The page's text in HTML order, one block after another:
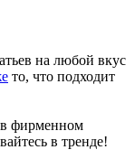
на любой вкус
то, что подходит
в фирменном
в тренде!